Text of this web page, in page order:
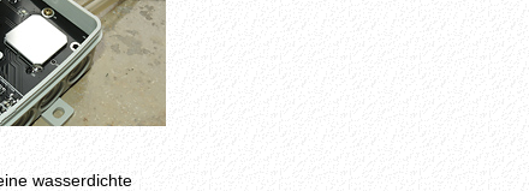
wasserdichte